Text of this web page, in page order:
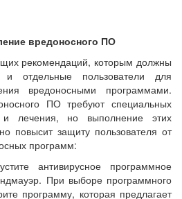
вредоносного ПО
рекомендаций, которым должны
и отдельные пользователи для
вредоносными программами.
ПО требуют специальных
и лечения, но выполнение этих
повысит защиту пользователя от
программ:
антивирусное программное
При выборе программного
программу, которая предлагает